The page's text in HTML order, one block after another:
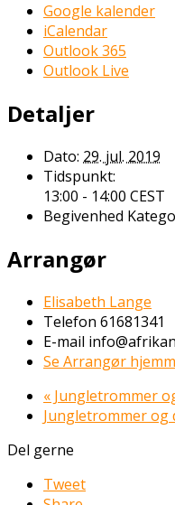
Google kalender
iCalendar
Outlook 365
Outlook Live
Detaljer
Dato: 29. jul. 2019
Tidspunkt:
13:00 - 14:00 CEST
Begivenhed
Arrangør
Elisabeth Lange
Telefon 61681341
E-mail
Se Arrangør
« Jungletrommer
Jungletrommer og
Del gerne
Tweet